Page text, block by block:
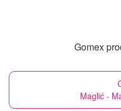
Gomex
Maglić -